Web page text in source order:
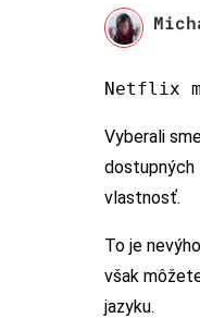
Netflix
Vyberali
dostupných
vlastnosť.
To je
však
jazyku.